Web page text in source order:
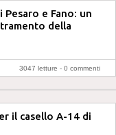
e Fano: un
della
3047 letture - 0 commenti
il casello A-14 di